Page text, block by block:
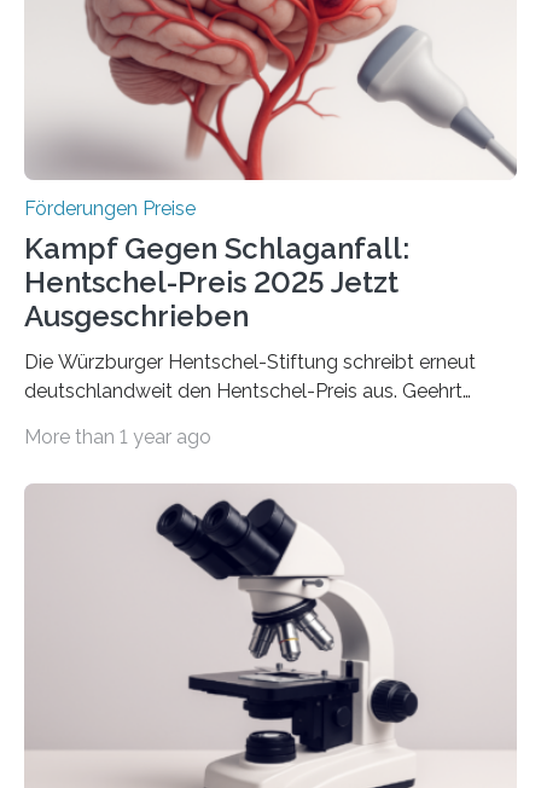
Innovationskompetenz INNO-KOM. Auf dem
Innovationstag Mittelstand 2025 am 5. Juni 2025 in
Berlin überbrachte das Bundesministerium für
Wirtschaft und Energie eine gute Nachricht:
Überplanmäßige Verpflichtungsermächtigungen in
Förderungen Preise
Kampf Gegen Schlaganfall:
Hentschel-Preis 2025 Jetzt
Ausgeschrieben
Die Würzburger Hentschel-Stiftung schreibt erneut
deutschlandweit den Hentschel-Preis aus. Geehrt
hochrangige wissenschaftliche Publikation zum Thema
Schlaganfall“ mit Sitz in Würzburg fördert die
Schlaganfallforschung, um die Behandlung der
Betroffenen zu verbessern. Dazu schreibt sie auch in
diesem Jahr wieder deutschlandweit den Hentschel-
Preis aus. Er richtet sich gezielt an jüngere
Forscherinnen und Forscher unter 40 Jahren. Geehrt
werden soll eine herausragende Doktorarbeit oder eine
hochrangige wissenschaftliche Publikation zum Thema
More than 1 year ago